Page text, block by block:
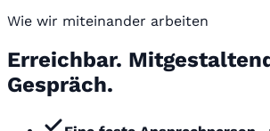
Wie wir miteinander arbeiten
Erreichbar.
Gespräch.